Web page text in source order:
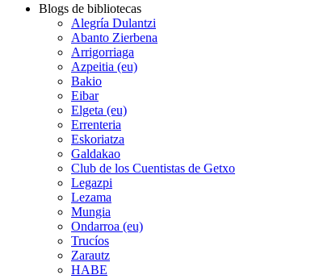
Blogs de bibliotecas
Alegría Dulantzi
Abanto Zierbena
Arrigorriaga
Azpeitia (eu)
Bakio
Eibar
Elgeta (eu)
Errenteria
Eskoriatza
Galdakao
Club de los Cuentistas de Getxo
Legazpi
Lezama
Mungia
Ondarroa (eu)
Trucíos
Zarautz
HABE